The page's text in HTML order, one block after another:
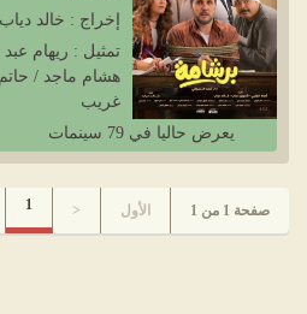
إخراج : خالد دياب
تمثيل : ريهام
هشام ماجد /
غريب
يعرض حاليا في 79 سينمات
صفحة 1 من 1 الأول <
1